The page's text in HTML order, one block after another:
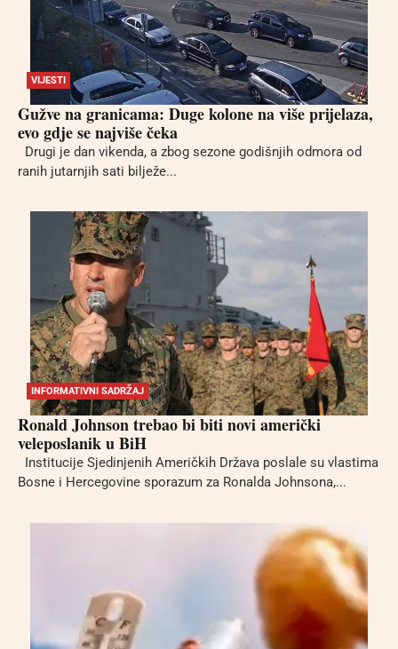
VIJESTI
Gužve na granicama: Duge kolone na više prijelaza,
evo gdje se najviše čeka
Drugi je dan vikenda, a zbog sezone godišnjih odmora od
ranih jutarnjih sati bilježe...
INFORMATIVNI SADRŽAJ
Ronald Johnson trebao bi biti novi američki
veleposlanik u BiH
Institucije Sjedinjenih Američkih Država poslale su vlastima
Bosne i Hercegovine sporazum za Ronalda Johnsona,...